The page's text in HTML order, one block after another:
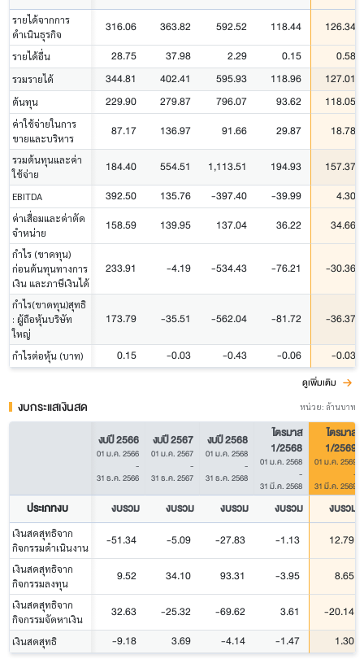
รายได้จากการ
ดำเนินธุรกิจ
316.06 363.82 592.52 118.44 126.34
รายได้อื่น 28.75 37.98 2.29 0.15 0.58
รวมรายได้ 344.81 402.41 595.93 118.96 127.01
ต้นทุน 229.90 279.87 796.07 93.62 118.05
ค่าใช้จ่ายในการ
ขายและบริหาร
87.17 136.97 91.66 29.87 18.78
รวมต้นทุนและค่า
ใช้จ่าย
184.40 554.51 1,113.51 194.93 157.37
EBITDA 392.50 135.76 -397.40 -39.99 4.30
ค่าเสื่อมและค่าตัด
จำหน่าย
158.59 139.95 137.04 36.22 34.66
กำไร (ขาดทุน)
ก่อนต้นทุนทางการ
เงิน และภาษีเงินได้
233.91 -4.19 -534.43 -76.21 -30.36
กำไร(ขาดทุน)สุทธิ
: ผู้ถือหุ้นบริษัท
ใหญ่
173.79 -35.51 -562.04 -81.72 -36.37
กำไรต่อหุ้น (บาท) 0.15 -0.03 -0.43 -0.06 -0.03
ดูเพิ่มเติม
งบกระแสเงินสด หน่วย: ล้านบาท
งบปี 2566
01 ม.ค. 2566
-
31 ธ.ค. 2566
งบปี 2567
01 ม.ค. 2567
-
31 ธ.ค. 2567
งบปี 2568
01 ม.ค. 2568
-
31 ธ.ค. 2568
ไตรมาส
1/2568
01 ม.ค. 2568
-
31 มี.ค. 2568
ไตรมาส
1/2569
01 ม.ค. 2569
-
31 มี.ค. 2569
ประเภทงบ งบรวม งบรวม งบรวม งบรวม งบรวม
เงินสดสุทธิจาก
กิจกรรมดำเนินงาน
-51.34 -5.09 -27.83 -1.13 12.79
เงินสดสุทธิจาก
กิจกรรมลงทุน
9.52 34.10 93.31 -3.95 8.65
เงินสดสุทธิจาก
กิจกรรมจัดหาเงิน
32.63 -25.32 -69.62 3.61 -20.14
เงินสดสุทธิ -9.18 3.69 -4.14 -1.47 1.30